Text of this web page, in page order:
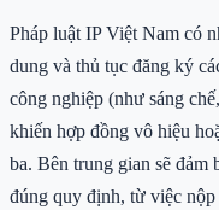
Pháp luật IP Việt Nam có
dung và thủ tục đăng ký
công nghiệp (như sáng
khiến hợp đồng vô hiệu
ba. Bên trung gian sẽ đảm
đúng quy định, từ việc